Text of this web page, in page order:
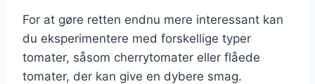
For at gøre retten endnu mere interessant kan
du eksperimentere med forskellige typer
tomater, såsom cherrytomater eller flåede
tomater, der kan give en dybere smag.